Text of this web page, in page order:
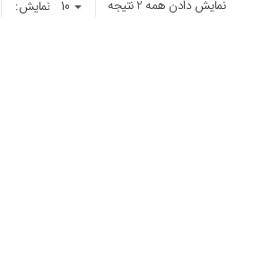
نمایش دادن همه 2 نتیجه نمایش: